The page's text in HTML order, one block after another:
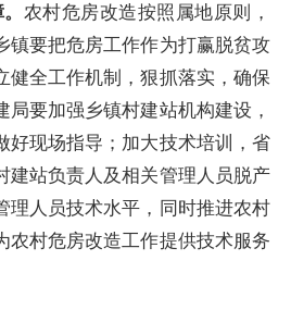
农村危房改造按照属地原则，
镇要把危房工作作为打赢脱贫攻
健全工作机制，狠抓落实，确保
局要加强乡镇村建站机构建设，
好现场指导；加大技术培训，省
建站负责人及相关管理人员脱产
理人员技术水平，同时推进农村
农村危房改造工作提供技术服务